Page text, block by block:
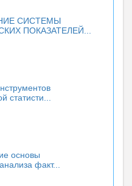
СИСТЕМЫ
ПОКАЗАТЕЛЕЙ...
статисти...
основы
факт...